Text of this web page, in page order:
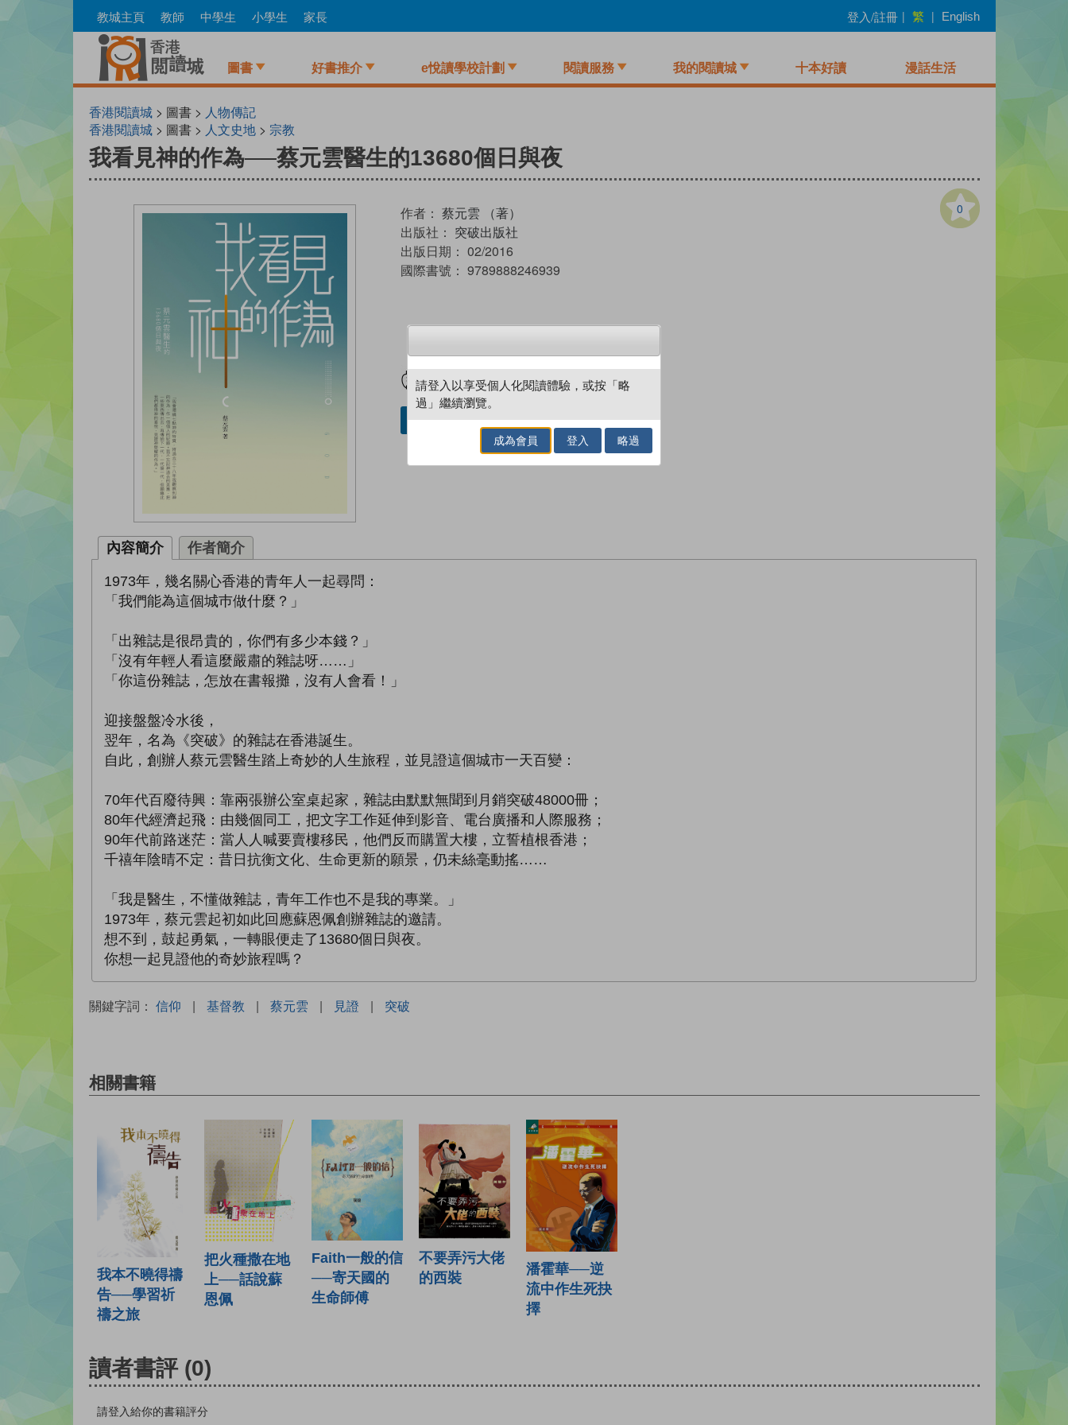
to
教城主頁 教師 中學生 小學生 家長 登入/註冊 | 繁 | English
圖書 好書推介 e悅讀學校計劃 閱讀服務 我的閱讀城 十本好讀 漫話生活
香港閱讀城> 圖書 > 人物傳記
香港閱讀城> 圖書 > 人文史地> 宗教
我看見神的作為──蔡元雲醫生的13680個日與夜
0
作者： 蔡元雲 （著）
出版社： 突破出版社
出版日期： 02/2016
國際書號： 9789888246939
試閲 加入閱讀紀錄
借閱實體書
內容簡介 作者簡介
1973年，幾名關心香港的青年人一起尋問：
「我們能為這個城巿做什麼？」
「出雜誌是很昂貴的，你們有多少本錢？」
「沒有年輕人看這麼嚴肅的雜誌呀……」
「你這份雜誌，怎放在書報攤，沒有人會看！」
迎接盤盤冷水後，
翌年，名為《突破》的雜誌在香港誕生。
自此，創辦人蔡元雲醫生踏上奇妙的人生旅程，並見證這個城市一天百變：
70年代百廢待興：靠兩張辦公室桌起家，雜誌由默默無聞到月銷突破48000冊；
80年代經濟起飛：由幾個同工，把文字工作延伸到影音、電台廣播和人際服務；
90年代前路迷茫：當人人喊要賣樓移民，他們反而購置大樓，立誓植根香港；
千禧年陰晴不定：昔日抗衡文化、生命更新的願景，仍未絲毫動搖……
「我是醫生，不懂做雜誌，青年工作也不是我的專業。」
1973年，蔡元雲起初如此回應蘇恩佩創辦雜誌的邀請。
想不到，鼓起勇氣，一轉眼便走了13680個日與夜。
你想一起見證他的奇妙旅程嗎？
關鍵字詞： 信仰 | 基督教 | 蔡元雲 | 見證 | 突破
相關書籍
我本不曉得禱
告──學習祈
禱之旅
把火種撒在地
上──話說蘇
恩佩
Faith一般的信
──寄天國的
生命師傅
不要弄污大佬
的西裝
潘霍華──逆
流中作生死抉
擇
讀者書評 (0)
請登入給你的書籍評分
請登入以享受個人化閱讀體驗，或按「略
過」繼續瀏覽。
成為會員 登入 略過